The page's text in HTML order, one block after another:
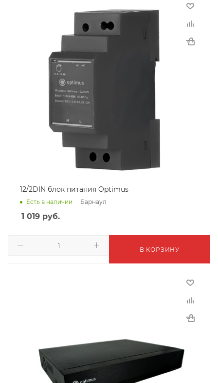
12/2DIN блок питания Optimus
Есть в наличии Барнаул
1 019 руб.
В КОРЗИНУ